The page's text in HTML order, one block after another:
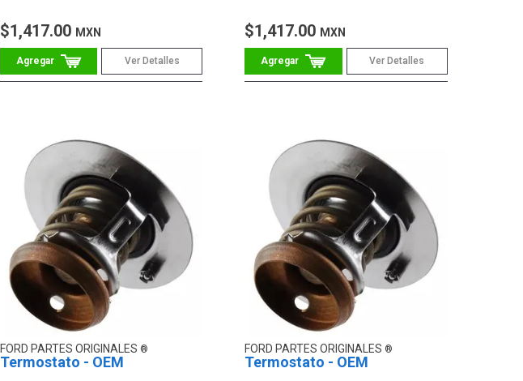
$1,417.00 MXN
Ver Detalles
$1,417.00 MXN
Ver Detalles
FORD PARTES ORIGINALES
Termostato - OEM
FORD PARTES ORIGINALES
Termostato - OEM